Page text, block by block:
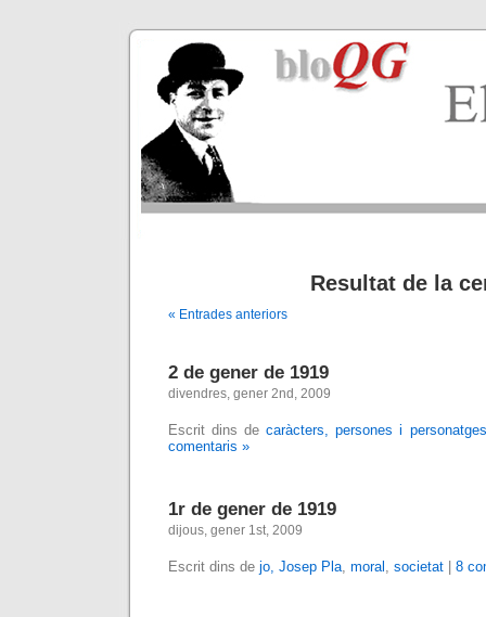
Resultat de la
« Entrades anteriors
2 de gener de 1919
divendres, gener 2nd, 2009
Escrit dins decaràcters, persones i personatges
comentaris »
1r de gener de 1919
dijous, gener 1st, 2009
Escrit dins de jo, Josep Pla, moral , societat 8